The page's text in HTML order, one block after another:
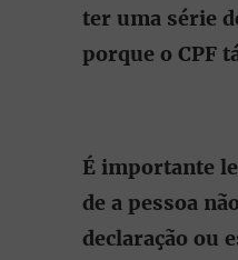
ter uma série
porque o CPF
É importante
de a pessoa
declaração ou